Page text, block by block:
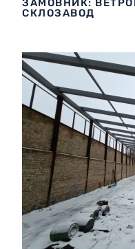
ЗАМОВНИК:
СКЛОЗАВОД